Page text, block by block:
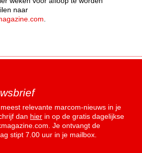
naar
relevante marcom-nieuws in je
dan hier in op de gratis dagelijkse
Je ontvangt de
stipt 7.00 uur in je mailbox.